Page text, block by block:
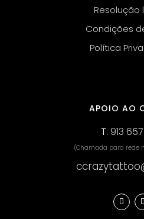
Resolução
Condições
Política
APOIO AO
T.913
(Chamada para rede